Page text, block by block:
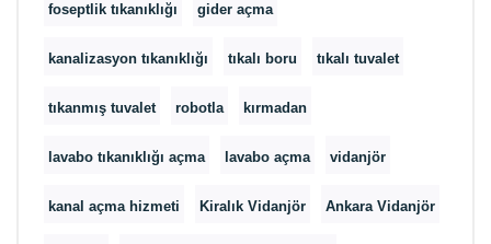
foseptlik tıkanıklığı gider açma
kanalizasyon tıkanıklığı tıkalı boru tıkalı tuvalet
tıkanmış tuvalet robotla kırmadan
lavabo tıkanıklığı açma lavabo açma vidanjör
kanal açma hizmeti Kiralık Vidanjör Ankara Vidanjör